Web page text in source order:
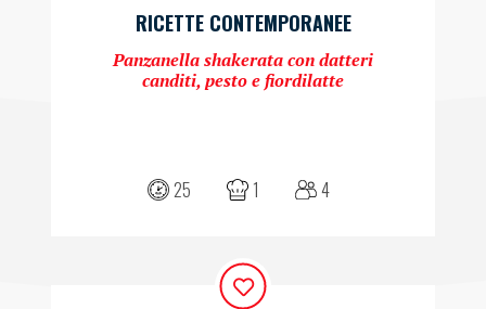
RICETTE CONTEMPORANEE
Panzanella shakerata con datteri
canditi, pesto e fiordilatte
25 1 4